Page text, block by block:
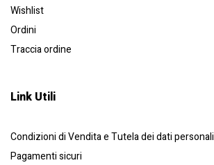
Wishlist
Ordini
Traccia ordine
Link Utili
Condizioni di Vendita e Tutela dei dati personali
Pagamenti sicuri